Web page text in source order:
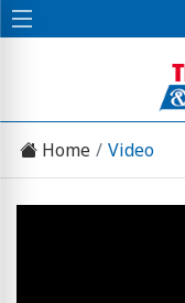
Home Video